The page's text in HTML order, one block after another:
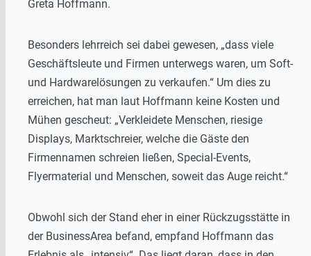
Greta Hoffmann.
Besonders lehrreich sei dabei gewesen, „dass viele
Geschäftsleute und Firmen unterwegs waren, um Soft-
und Hardwarelösungen zu verkaufen.“ Um dies zu
erreichen, hat man laut Hoffmann keine Kosten und
Mühen gescheut: „Verkleidete Menschen, riesige
Displays, Marktschreier, welche die Gäste den
Firmennamen schreien ließen, Special-Events,
Flyermaterial und Menschen, soweit das Auge reicht.“
Obwohl sich der Stand eher in einer Rückzugsstätte in
der BusinessArea befand, empfand Hoffmann das